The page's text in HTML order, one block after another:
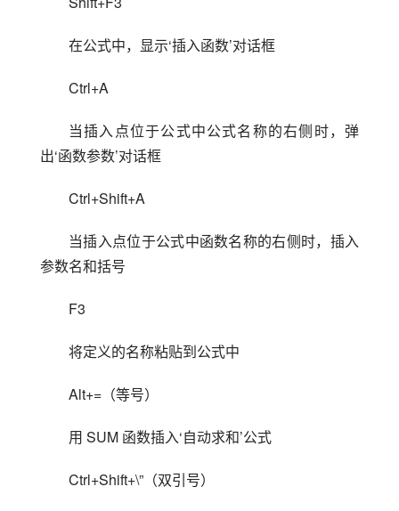
在公式中，显示‘插入函数’对话框
Ctrl+A
当插入点位于公式中公式名称的右侧时，弹
出‘函数参数’对话框
Ctrl+Shift+A
当插入点位于公式中函数名称的右侧时，插入
参数名和括号
F3
将定义的名称粘贴到公式中
Alt+=（等号）
用 SUM 函数插入‘自动求和’公式
Ctrl+Shift+\”（双引号）